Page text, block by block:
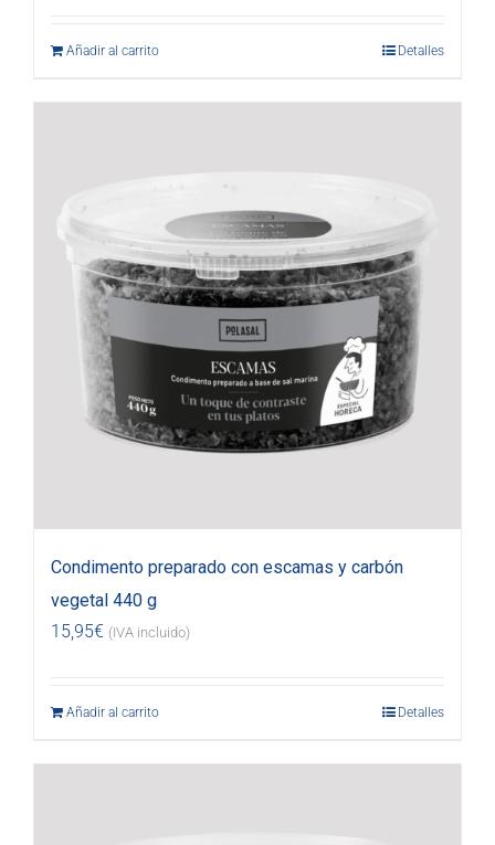
Añadir al carrito Detalles
Condimento preparado con escamas y carbón
vegetal 440 g
15,95€ (IVA incluido)
Añadir al carrito Detalles